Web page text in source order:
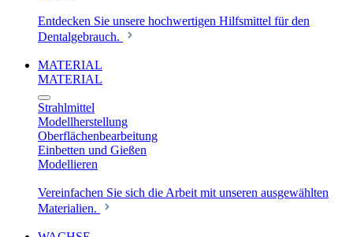
Entdecken Sie unsere hochwertigen Hilfsmittel für den
Dentalgebrauch.
MATERIAL
MATERIAL
Strahlmittel
Modellherstellung
Oberflächenbearbeitung
Einbetten und Gießen
Modellieren
Vereinfachen Sie sich die Arbeit mit unseren ausgewählten
Materialien.